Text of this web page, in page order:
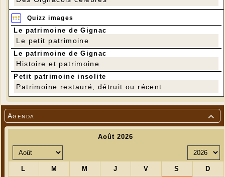

Agenda
Quizz images
Le patrimoine de Gignac
Le petit patrimoine
Le patrimoine de Gignac
Histoire et patrimoine
Petit patrimoine insolite
Patrimoine restauré, détruit ou récent